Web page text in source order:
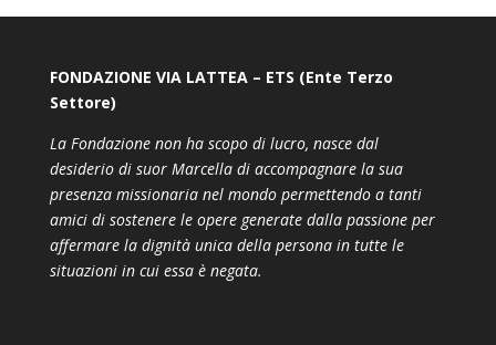
FONDAZIONE VIA LATTEA – ETS (Ente Terzo
Settore)
La Fondazione non ha scopo di lucro, nasce dal
desiderio di suor Marcella di accompagnare la sua
presenza missionaria nel mondo permettendo a tanti
amici di sostenere le opere generate dalla passione per
affermare la dignità unica della persona in tutte le
situazioni in cui essa è negata.